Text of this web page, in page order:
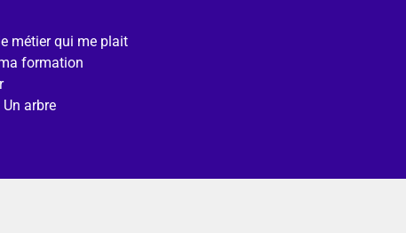
métier qui me plait
formation
arbre